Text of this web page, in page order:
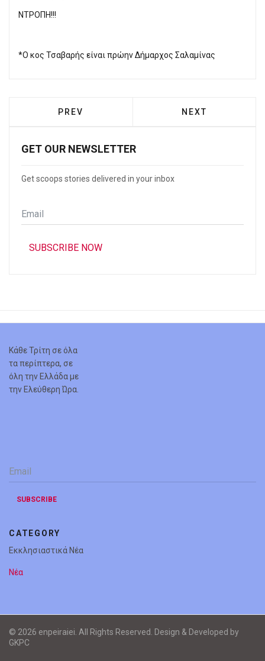
ΝΤΡΟΠΗ!!!
*Ο κος Τσαβαρής είναι πρώην Δήμαρχος Σαλαμίνας
PREVIOUS ARTICLE: ΕΘΕΛΟΝΤΙΚΉ
PREV NEXT
NEXT
GET OUR NEWSLETTER
Get scoops stories delivered in your inbox
Email
*
SUBSCRIBE NOW
Κάθε Τρίτη σε όλα
τα περίπτερα, σε
όλη την Ελλάδα με
την Ελεύθερη Ώρα.
Email
*
SUBSCRIBE
CATEGORY
Εκκλησιαστικά Νέα
Νέα
© 2026 enpeiraiei. All Rights Reserved. Design & Developed by
GKPC